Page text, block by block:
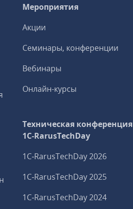
Мероприятия
Акции
Семинары, конференции
Вебинары
Онлайн-курсы
Техническая конференция
1C‑RarusTechDay
1C‑RarusTechDay 2026
1C‑RarusTechDay 2025
1C‑RarusTechDay 2024